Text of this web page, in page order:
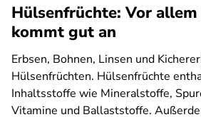
Hülsenfrüchte: Vor
kommt gut an
Erbsen, Bohnen, Linsen und
Hülsenfrüchten. Hülsenfrüchte
Inhaltsstoffe wie Mineralstoffe,
Vitamine und Ballaststoffe.